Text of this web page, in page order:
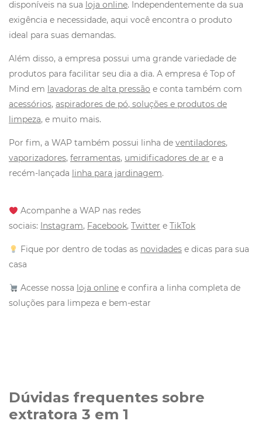
disponíveis na sua loja online. Independentemente da sua
exigência e necessidade, aqui você encontra o produto
ideal para suas demandas.
Além disso, a empresa possui uma grande variedade de
produtos para facilitar seu dia a dia. A empresa é Top of
Mind em lavadoras de alta pressão e conta também com
acessórios, aspiradores de pó, soluções e produtos de
limpeza, e muito mais.
Por fim, a WAP também possui linha de ventiladores,
vaporizadores, ferramentas, umidificadores de ar e a
recém-lançada linha para jardinagem.
Acompanhe a WAP nas redes
sociais: Instagram, Facebook, Twitter e TikTok
Fique por dentro de todas as novidadese dicas para sua
casa
Acesse nossa loja onlinee confira a linha completa de
soluções para limpeza e bem-estar
Dúvidas frequentes sobre
extratora 3 em 1